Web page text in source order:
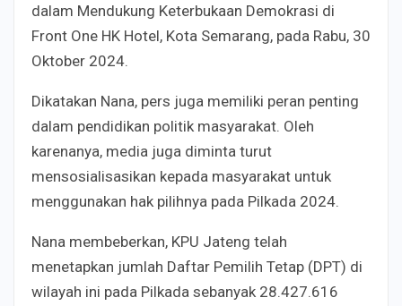
dalam Mendukung Keterbukaan Demokrasi di
Front One HK Hotel, Kota Semarang, pada Rabu, 30
Oktober 2024.
Dikatakan Nana, pers juga memiliki peran penting
dalam pendidikan politik masyarakat. Oleh
karenanya, media juga diminta turut
mensosialisasikan kepada masyarakat untuk
menggunakan hak pilihnya pada Pilkada 2024.
Nana membeberkan, KPU Jateng telah
menetapkan jumlah Daftar Pemilih Tetap (DPT) di
wilayah ini pada Pilkada sebanyak 28.427.616